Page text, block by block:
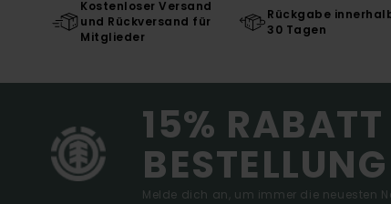
Kostenloser Versand
und Rückversand für
Mitglieder
Rückgabe
30 Tagen
15%
Melde dich an, um immer die neuesten